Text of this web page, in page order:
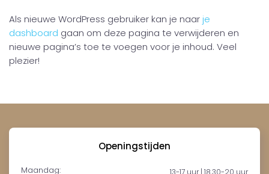
Als nieuwe WordPress gebruiker kan je naarje
dashboard gaan om deze pagina te verwijderen en
nieuwe pagina’s toe te voegen voor je inhoud. Veel
plezier!
Openingstijden
Maandag: 13-17 uur | 18.30-20 uur